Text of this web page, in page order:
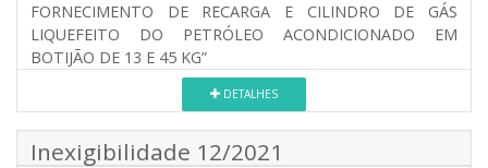
FORNECIMENTO DE RECARGA E CILINDRO DE GÁS
LIQUEFEITO DO PETRÓLEO ACONDICIONADO EM
BOTIJÃO DE 13 E 45 KG”
DETALHES
Inexigibilidade 12/2021